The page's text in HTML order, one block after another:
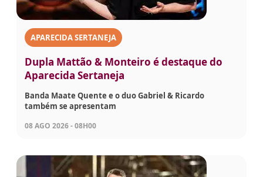
APARECIDA SERTANEJA
Dupla Mattão & Monteiro é destaque do
Aparecida Sertaneja
Banda Maate Quente e o duo Gabriel & Ricardo
também se apresentam
08 AGO 2026 - 08H00